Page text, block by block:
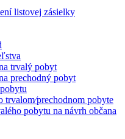
listovej zásielky
trvalý pobyt
prechodný pobyt
trvalom⁄prechodnom pobyte
pobytu na návrh občana